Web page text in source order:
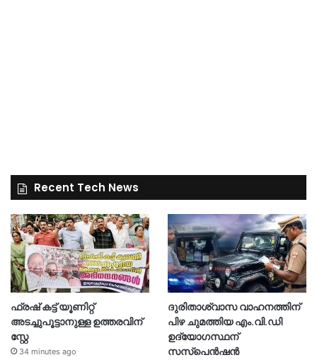
Recent Tech News
ഫ്രഷ് കട്ട് യൂണിറ്റ്
അടച്ചുപൂട്ടാനുള്ള ഉത്തരവിന്
സ്റ്റേ
34 minutes ago
ദുരിതാശ്വാസ വാഹനത്തിന്
പിഴ ചുമത്തിയ എം.വി.ഡി
ഉദ്യോഗസ്ഥന്
സസ്‌പെൻഷൻ